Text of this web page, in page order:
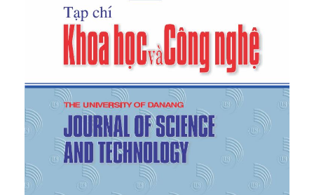
Battery Thermal Management System”, in
of Science and Technology: 8th EAI International
Conference, ICAST 2020, Bahir Dar, Ethiopia,
October 2–4, 2020, Proceedings, Springer
International Publishing, Part II 8, pp. 173–189.
https://doi.org/10.1007/978-3-030-80618-7_11
[5]B. Liu, J. Yang, X. Zhang, and X. Li, “Topology
optimization and lightweight platform development
of pure electric vehicle frame-type aluminum body
considering crash performance”,
Journal of
Materials Engineering and Performance
, vol. 34, pp.
2424–2434, 2025. https://doi.org/10.1007/s11665-